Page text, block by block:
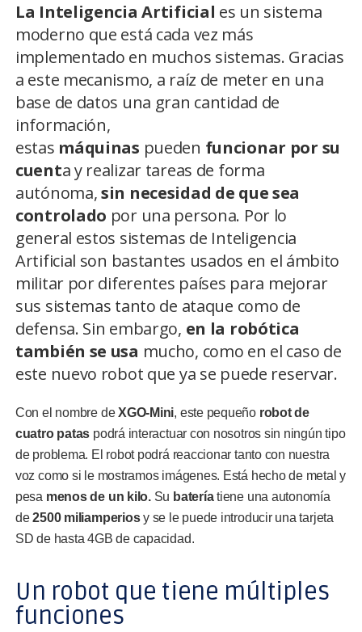
La Inteligencia Artificial es un sistema
moderno que está cada vez más
implementado en muchos sistemas. Gracias
a este mecanismo, a raíz de meter en una
base de datos una gran cantidad de
información,
estas máquinas pueden funcionar por su
cuenta y realizar tareas de forma
autónoma,sin necesidad de que sea
controlado por una persona. Por lo
general estos sistemas de Inteligencia
Artificial son bastantes usados en el ámbito
militar por diferentes países para mejorar
sus sistemas tanto de ataque como de
defensa. Sin embargo, en la robótica
también se usa mucho, como en el caso de
este nuevo robot que ya se puede reservar.
Con el nombre deXGO-Mini, este pequeño robot de
cuatro patas podrá interactuar con nosotros sin ningún tipo
de problema. El robot podrá reaccionar tanto con nuestra
voz como si le mostramos imágenes. Está hecho de metal y
pesa menos de un kilo.Su bateríatiene una autonomía
de2500 miliamperiosy se le puede introducir una tarjeta
SD de hasta 4GB de capacidad.
Un robot que tiene múltiples
funciones